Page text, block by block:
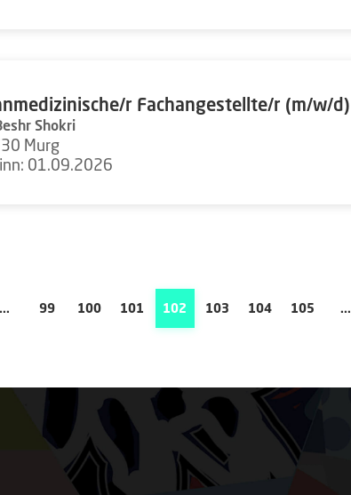
r Fachangestellte/r (m/w/d)
Shokri
Murg
01.09.2026
... 99 100 101 102 103 104 105 ...